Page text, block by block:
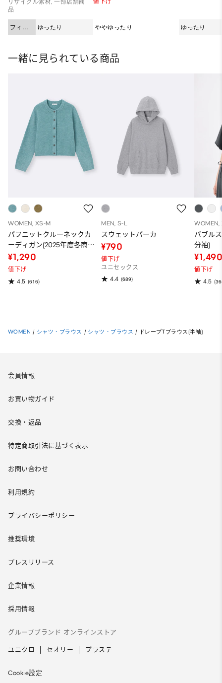
リサイクル素材, 一部店舗商
品
フィッ
ト
ゆったり ややゆったり ゆったり
一緒に見られている商品
WOMEN, XS-M
パフニットクルーネックカ
ーディガン(2025年度冬商
品)
¥1,290
値下げ
4.5 (616)
MEN, S-L
スウェットパーカ
¥790
値下げ
ユニセックス
4.4 (689)
WOMEN,
バブル
分袖)
値下げ
4.5
WOMEN / シャツ・ブラウス / シャツ・ブラウス / ドレープTブラウス(半袖)
会員情報
お買い物ガイド
交換・返品
特定商取引法に基づく表示
お問い合わせ
利用規約
プライバシーポリシー
推奨環境
プレスリリース
企業情報
採用情報
グループブランド オンラインストア
ユニクロ セオリー プラステ
Cookie設定